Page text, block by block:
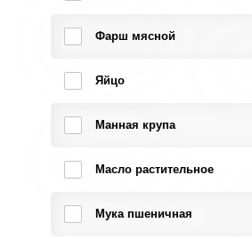
Фарш мясной
Яйцо
Манная крупа
Масло растительное
Мука пшеничная